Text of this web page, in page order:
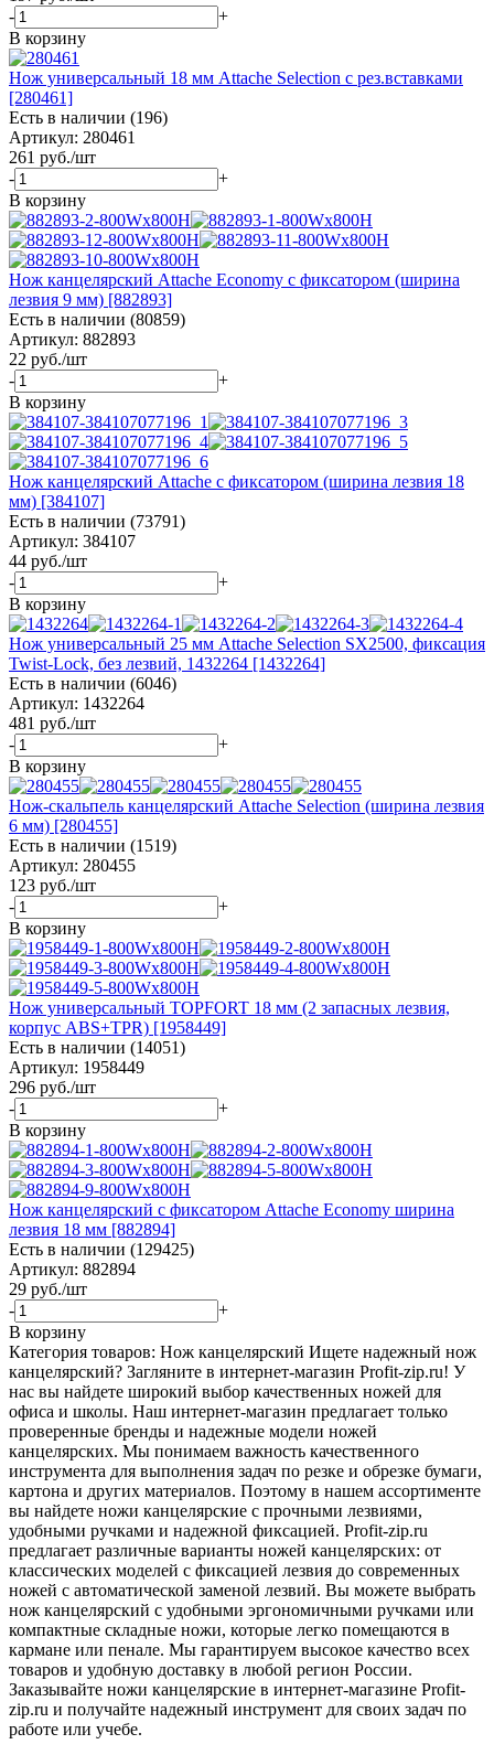
-
+
В корзину
Нож универсальный 18 мм Attache Selection с рез.вставками
[280461]
Есть в наличии (196)
Артикул: 280461
261 руб./шт
-
+
В корзину
Нож канцелярский Attache Economy с фиксатором (ширина
лезвия 9 мм) [882893]
Есть в наличии (80859)
Артикул: 882893
22 руб./шт
-
+
В корзину
Нож канцелярский Attache с фиксатором (ширина лезвия 18
мм) [384107]
Есть в наличии (73791)
Артикул: 384107
44 руб./шт
-
+
В корзину
Нож универсальный 25 мм Attache Selection SX2500, фиксация
Twist-Lock, без лезвий, 1432264 [1432264]
Есть в наличии (6046)
Артикул: 1432264
481 руб./шт
-
+
В корзину
Нож-скальпель канцелярский Attache Selection (ширина лезвия
6 мм) [280455]
Есть в наличии (1519)
Артикул: 280455
123 руб./шт
-
+
В корзину
Нож универсальный TOPFORT 18 мм (2 запасных лезвия,
корпус ABS+TPR) [1958449]
Есть в наличии (14051)
Артикул: 1958449
296 руб./шт
-
+
В корзину
Нож канцелярский с фиксатором Attache Economy ширина
лезвия 18 мм [882894]
Есть в наличии (129425)
Артикул: 882894
29 руб./шт
-
+
В корзину
Категория товаров: Нож канцелярский Ищете надежный нож
канцелярский? Загляните в интернет-магазин Profit-zip.ru! У
нас вы найдете широкий выбор качественных ножей для
офиса и школы. Наш интернет-магазин предлагает только
проверенные бренды и надежные модели ножей
канцелярских. Мы понимаем важность качественного
инструмента для выполнения задач по резке и обрезке бумаги,
картона и других материалов. Поэтому в нашем ассортименте
вы найдете ножи канцелярские с прочными лезвиями,
удобными ручками и надежной фиксацией. Profit-zip.ru
предлагает различные варианты ножей канцелярских: от
классических моделей с фиксацией лезвия до современных
ножей с автоматической заменой лезвий. Вы можете выбрать
нож канцелярский с удобными эргономичными ручками или
компактные складные ножи, которые легко помещаются в
кармане или пенале. Мы гарантируем высокое качество всех
товаров и удобную доставку в любой регион России.
Заказывайте ножи канцелярские в интернет-магазине Profit-
zip.ru и получайте надежный инструмент для своих задач по
работе или учебе.